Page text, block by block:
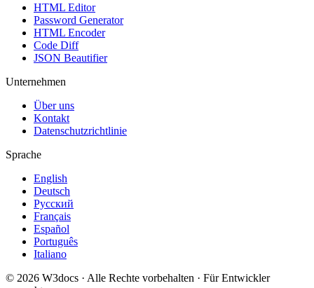
HTML Editor
Password Generator
HTML Encoder
Code Diff
JSON Beautifier
Unternehmen
Über uns
Kontakt
Datenschutzrichtlinie
Sprache
English
Deutsch
Русский
Français
Español
Português
Italiano
© 2026 W3docs · Alle Rechte vorbehalten · Für Entwickler